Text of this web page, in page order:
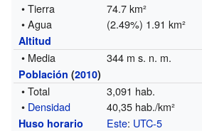
• Tierra
74.7 km²
• Agua
(2.49%) 1.91 km²
Altitud
• Media 344 m s. n. m.
Población (2010)
• Total
3,091 hab.
• Densidad 40,35 hab./km²
Huso horario Este: UTC-5